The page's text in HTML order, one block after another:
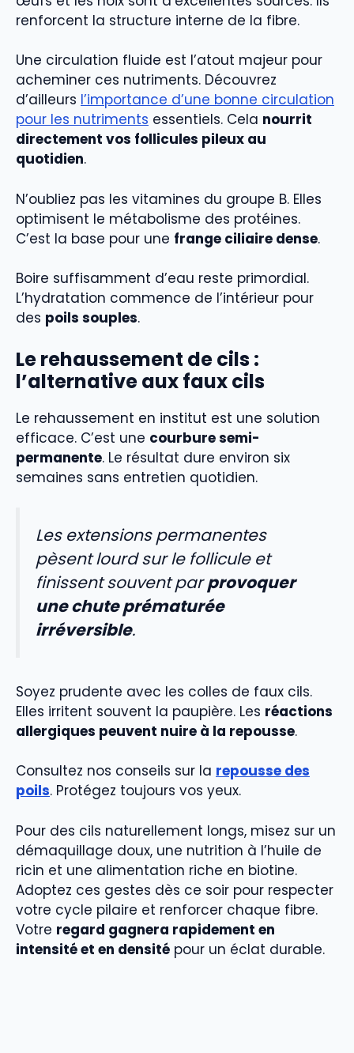
renforcent la structure interne de la fibre.
Une circulation fluide est l’atout majeur pour
acheminer ces nutriments. Découvrez
d’ailleurs l’importance d’une bonne circulation
pour les nutriments essentiels. Cela nourrit
directement vos follicules pileux au
quotidien.
N’oubliez pas les vitamines du groupe B. Elles
optimisent le métabolisme des protéines.
C’est la base pour une frange ciliaire dense.
Boire suffisamment d’eau reste primordial.
L’hydratation commence de l’intérieur pour
des poils souples.
Le rehaussement de cils :
l’alternative aux faux cils
Le rehaussement en institut est une solution
efficace. C’est une courbure semi-
permanente. Le résultat dure environ six
semaines sans entretien quotidien.
Les extensions permanentes
pèsent lourd sur le follicule et
finissent souvent parprovoquer
une chute prématurée
irréversible.
Soyez prudente avec les colles de faux cils.
Elles irritent souvent la paupière. Les réactions
allergiques peuvent nuire à la repousse.
Consultez nos conseils sur la repousse des
poils. Protégez toujours vos yeux.
Pour des cils naturellement longs, misez sur un
démaquillage doux, une nutrition à l’huile de
ricin et une alimentation riche en biotine.
Adoptez ces gestes dès ce soir pour respecter
votre cycle pilaire et renforcer chaque fibre.
Votre regard gagnera rapidement en
intensité et en densité pour un éclat durable.